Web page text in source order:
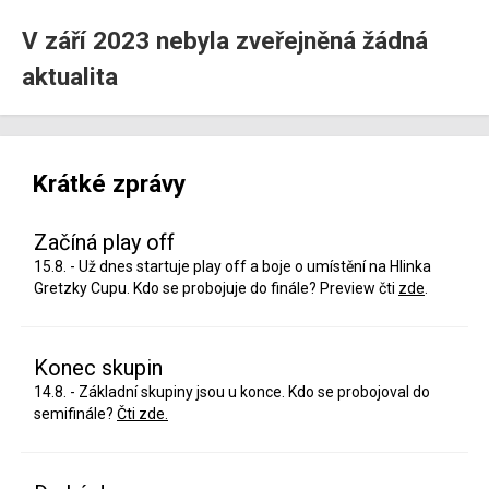
V září 2023 nebyla zveřejněná žádná
aktualita
Krátké zprávy
Začíná play off
15.8. - Už dnes startuje play off a boje o umístění na Hlinka
Gretzky Cupu. Kdo se probojuje do finále? Preview čti zde.
Konec skupin
14.8. - Základní skupiny jsou u konce. Kdo se probojoval do
semifinále? Čti zde.